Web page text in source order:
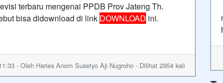
terbaru mengenai PPDB Prov Jateng Th.
bisa didownload di link DOWNLOAD ini.
- Oleh Haries Anom Susetyo Aji Nugroho - Dilihat 2954 kali